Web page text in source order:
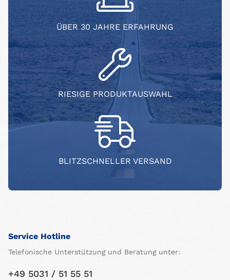
ÜBER 30 JAHRE ERFAHRUNG
RIESIGE PRODUKTAUSWAHL
BLITZSCHNELLER VERSAND
Service Hotline
Telefonische Unterstützung und Beratung unter:
+49 5031 / 51 55 51